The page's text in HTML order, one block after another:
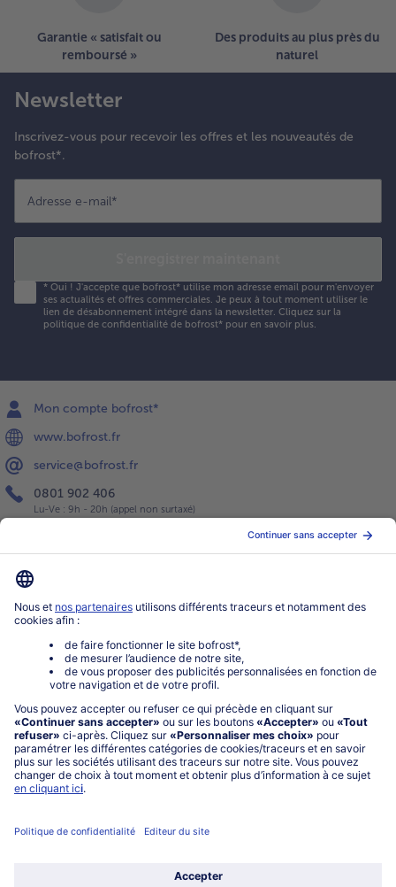
Garantie « satisfait ou
remboursé »
Des produits au plus près du
naturel
Newsletter
Inscrivez-vous pour recevoir les offres et les nouveautés de
bofrost*.
Adresse e-mail*
* Oui ! J'accepte que bofrost* utilise mon adresse email pour m'envoyer
ses actualités et offres commerciales. Je peux à tout moment utiliser le
lien de désabonnement intégré dans la newsletter. Cliquez sur la
politique de confidentialité de bofrost* pour en savoir plus.
Mon compte bofrost*
www.bofrost.fr
service@bofrost.fr
0801 902 406
Lu-Ve : 9h - 20h (appel non surtaxé)
Service
À propos de bofrost*
Choisir le pays / la langue